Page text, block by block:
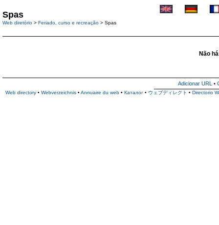
Spas
Web diretório > Feriado, curso e recreação > Spas
Não
Adicionar URL •
Web directory • Webverzeichnis • Annuaire du web • Каталог • ウェブディレクト • Directorio